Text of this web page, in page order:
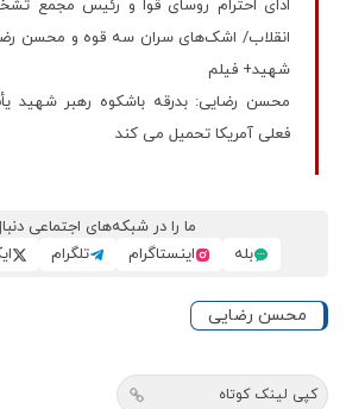
ادای احترام روسای قوا و رئیس مجمع
انقلاب/ اشک‌های سران سه قوه و محسن
شهید+ فیلم
محسن رضایی: بدرقه باشکوه رهبر شهید
فعلی آمریکا تحمیل می کند
ما را در شبکه‌های اجتماعی
بله
اینستاگرام تلگرام
محسن رضایی
کپی لینک کوتاه